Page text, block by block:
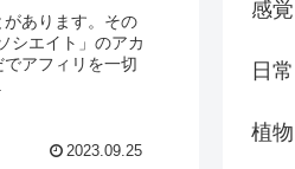
あります。その
シエイト」のアカ
アフィリを一切
2023.09.25
感覚
日常
植物